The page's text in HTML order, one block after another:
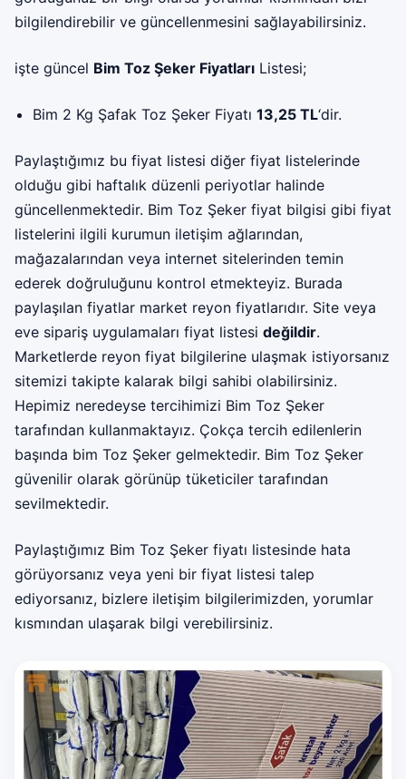
bilgilendirebilir ve güncellenmesini sağlayabilirsiniz.
işte güncel Bim Toz Şeker Fiyatları Listesi;
Bim 2 Kg Şafak Toz Şeker Fiyatı 13,25 TL‘dir.
Paylaştığımız bu fiyat listesi diğer fiyat listelerinde
olduğu gibi haftalık düzenli periyotlar halinde
güncellenmektedir. Bim Toz Şeker fiyat bilgisi gibi fiyat
listelerini ilgili kurumun iletişim ağlarından,
mağazalarından veya internet sitelerinden temin
ederek doğruluğunu kontrol etmekteyiz. Burada
paylaşılan fiyatlar market reyon fiyatlarıdır. Site veya
eve sipariş uygulamaları fiyat listesi değildir.
Marketlerde reyon fiyat bilgilerine ulaşmak istiyorsanız
sitemizi takipte kalarak bilgi sahibi olabilirsiniz.
Hepimiz neredeyse tercihimizi Bim Toz Şeker
tarafından kullanmaktayız. Çokça tercih edilenlerin
başında bim Toz Şeker gelmektedir. Bim Toz Şeker
güvenilir olarak görünüp tüketiciler tarafından
sevilmektedir.
Paylaştığımız Bim Toz Şeker fiyatı listesinde hata
görüyorsanız veya yeni bir fiyat listesi talep
ediyorsanız, bizlere iletişim bilgilerimizden, yorumlar
kısmından ulaşarak bilgi verebilirsiniz.